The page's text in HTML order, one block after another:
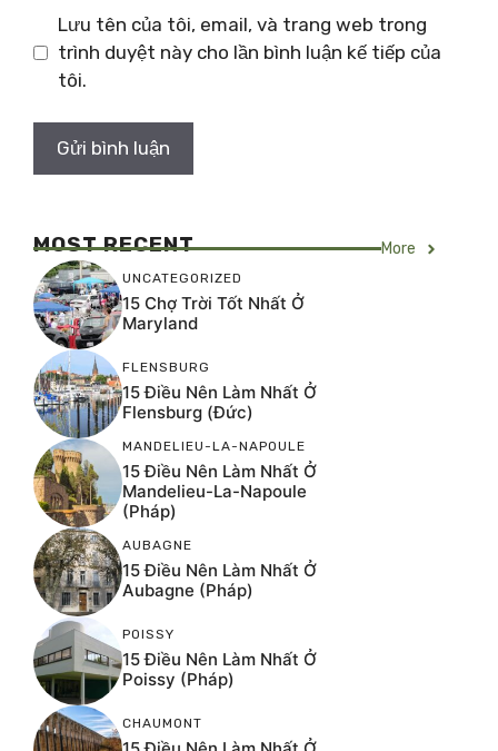
Lưu tên của tôi, email, và trang web trong
trình duyệt này cho lần bình luận kế tiếp của
tôi.
MOST RECENT More
UNCATEGORIZED
15 Chợ Trời Tốt Nhất Ở
Maryland
FLENSBURG
15 Điều Nên Làm Nhất Ở
Flensburg (Đức)
MANDELIEU-LA-NAPOULE
15 Điều Nên Làm Nhất Ở
Mandelieu-La-Napoule
(Pháp)
AUBAGNE
15 Điều Nên Làm Nhất Ở
Aubagne (Pháp)
POISSY
15 Điều Nên Làm Nhất Ở
Poissy (Pháp)
CHAUMONT